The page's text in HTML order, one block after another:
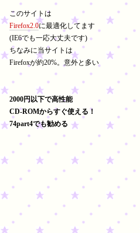
このサイトは
Firefox2.0に最適化してます
(IE6でも一応大丈夫です)
ちなみに当サイトは
Firefoxが約20%。意外と多い
2000円以下で高性能
CD-ROMからすぐ使える！
74part4でも勧める